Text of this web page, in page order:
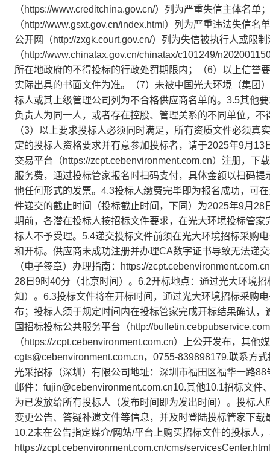
（https://www.creditchina.gov.cn/）列为严重失信主体名单
（http://www.gsxt.gov.cn/index.html）列为严重违法失信
公开网（http://zxgk.court.gov.cn/）列为失信被执行人或限
（http://www.chinatax.gov.cn/chinatax/c101249/
所在地政府的不得投标的行政处罚期限内；（6）以上信誉
实际出具的书面文件为准。（7）未被中国光大环境（集团
标人或其上级管理公司列为不合格供应商名单的。3.5其他
负责人为同一人，或者存在控股、管理关系的不同单位，
（3）以上要求投标人必须同时满足，所有资质文件必须
定的投标人资格要求并有意参加投标者，请于2025年9月
交易平台（https://zcpt.cebenvironment.com.cn）注册，下
服务费，通过投标管家报名时扫码支付，具体金额以扫码
他任何形式的发票。4.3投标人缴费完毕即为报名成功，可
件递交的截止时间（投标截止时间，下同）为2025年9月
期前，各潜在投标人按招标文件要求，在光大环境投标管
标人不予受理。5.4递交投标文件前须在光大环境招标采购
和开标。供应商未成功注册并办理CA数字证书导致无法递
（电子签章）办理指南：https://
28日9时40分（北京时间）。6.2开标地点：通过光大环境
知）。6.3投标文件将在开标时间，通过光大环境招标采购
布；投标人须于规定时间内在投标管家完成开标结果确认
国招标投标公共服务平台（http://
（https://zcpt.cebenvironment.com.cn）上公开发布，其他
cgts@cebenvironment.com.cn，0755-839898179.联系方
光采招标（深圳）有限公司地址：深圳市福田区福华一路
邮件：fujin@cebenvironment.com.cn10.其他10.1招标文
为已发放给所有投标人（发布时间即为发出时间）。投标
变更公告、答疑补遗文件等信息，并及时登陆投标管家下
10.2未在公告指定媒介/网站/平台上购买招标文件的投标人
https://zcpt.cebenvironment.com.cn/cms/